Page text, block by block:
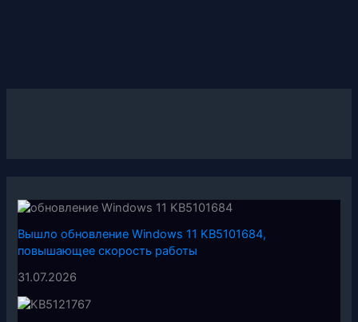
Вышло обновление Windows 11 KB5101684,
повышающее скорость работы
31.07.2026